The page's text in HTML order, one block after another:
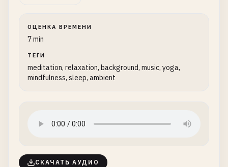
ОЦЕНКА ВРЕМЕНИ
7 min
ТЕГИ
meditation, relaxation, background, music, yoga,
mindfulness, sleep, ambient
СКАЧАТЬ АУДИО